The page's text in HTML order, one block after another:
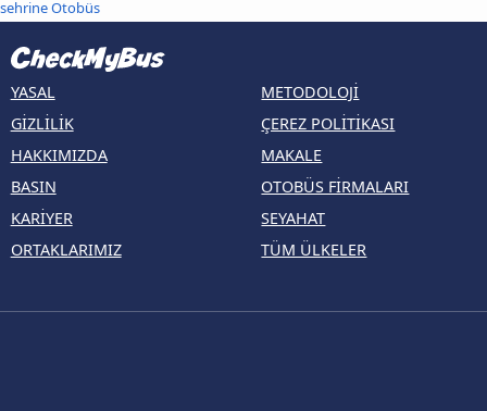
sehrine Otobüs
YASAL
GIZLILIK
HAKKIMIZDA
BASIN
KARIYER
ORTAKLARIMIZ
METODOLOJI
ÇEREZ POLITIKASI
MAKALE
OTOBÜS FIRMALARI
SEYAHAT
TÜM ÜLKELER